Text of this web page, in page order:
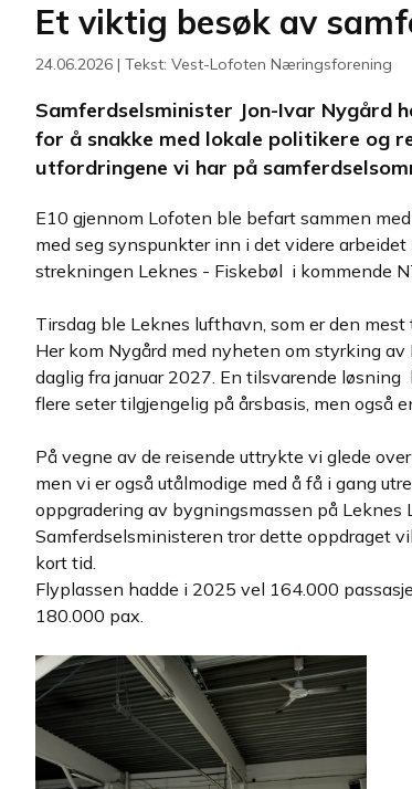
Et viktig besøk av
24.06.2026 | Tekst: Vest-Lofoten Næringsforening
Samferdselsminister Jon-Ivar Nygård
for å snakke med lokale politikere og
utfordringene vi har på
E10 gjennom Lofoten ble befart sammen
med seg synspunkter inn i det videre
strekningen Leknes - Fiskebøl i kommende
Tirsdag ble Leknes lufthavn, som er den
Her kom Nygård med nyheten om styrking
daglig fra januar 2027. En tilsvarende
flere seter tilgjengelig på årsbasis, men også
På vegne av de reisende uttrykte vi glede
men vi er også utålmodige med å få i gang
oppgradering av bygningsmassen på Leknes
Samferdselsministeren tror dette oppdraget
kort tid.
Flyplassen hadde i 2025 vel 164.000
180.000 pax.